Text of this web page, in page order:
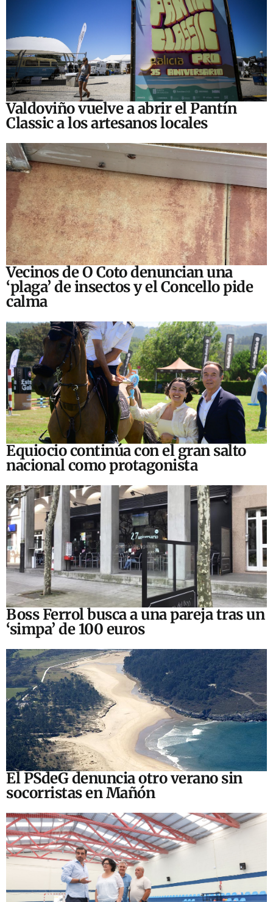
Valdoviño vuelve a abrir el Pantín
Classic a los artesanos locales
Vecinos de O Coto denuncian una
‘plaga’ de insectos y el Concello pide
calma
Equiocio continúa con el gran salto
nacional como protagonista
Boss Ferrol busca a una pareja tras un
‘simpa’ de 100 euros
El PSdeG denuncia otro verano sin
socorristas en Mañón